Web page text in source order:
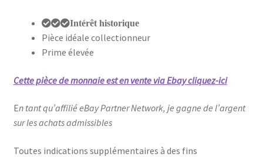
Intérêt historique
Pièce idéale collectionneur
Prime élevée
Cette pièce de monnaie est en vente via Ebay cliquez-ici
En tant qu’affilié eBay Partner Network, je gagne de l’argent
sur les achats admissibles
Toutes indications supplémentaires à des fins